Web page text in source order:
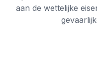
aan de wettelijke